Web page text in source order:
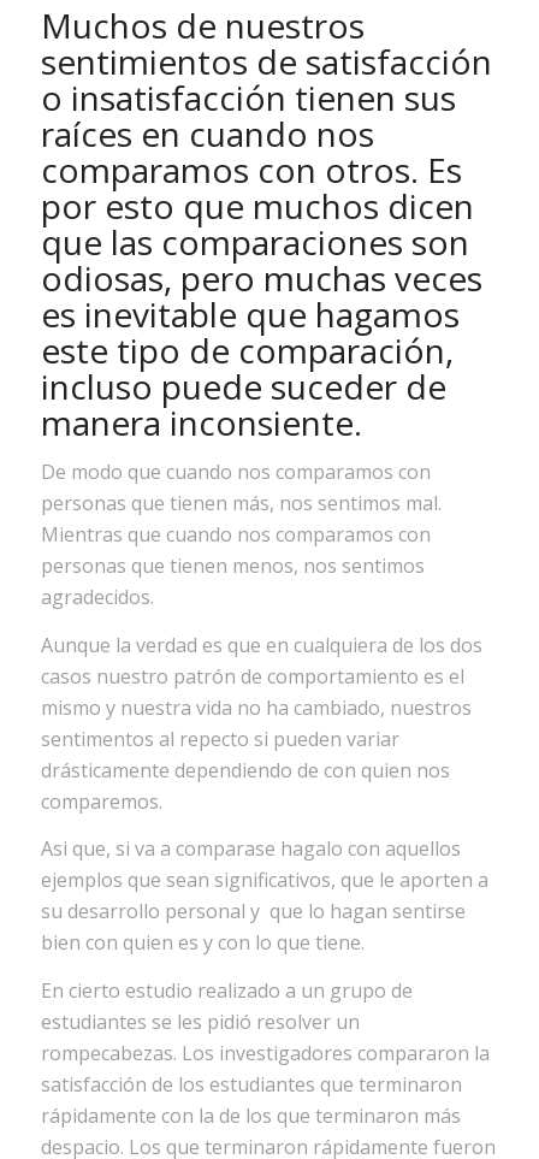
Muchos de nuestros
sentimientos de satisfacción
o insatisfacción tienen sus
raíces en cuando nos
comparamos con otros. Es
por esto que muchos dicen
que las comparaciones son
odiosas, pero muchas veces
es inevitable que hagamos
este tipo de comparación,
incluso puede suceder de
manera inconsiente.
De modo que cuando nos comparamos con
personas que tienen más, nos sentimos mal.
Mientras que cuando nos comparamos con
personas que tienen menos, nos sentimos
agradecidos.
Aunque la verdad es que en cualquiera de los dos
casos nuestro patrón de comportamiento es el
mismo y nuestra vida no ha cambiado, nuestros
sentimentos al repecto si pueden variar
drásticamente dependiendo de con quien nos
comparemos.
Asi que, si va a comparase hagalo con aquellos
ejemplos que sean significativos, que le aporten a
su desarrollo personal y que lo hagan sentirse
bien con quien es y con lo que tiene.
En cierto estudio realizado a un grupo de
estudiantes se les pidió resolver un
rompecabezas. Los investigadores compararon la
satisfacción de los estudiantes que terminaron
rápidamente con la de los que terminaron más
despacio. Los que terminaron rápidamente fueron